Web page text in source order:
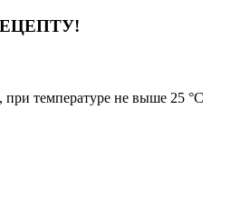
температуре не выше 25 °C